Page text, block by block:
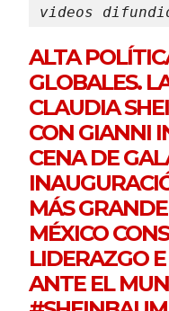
videos
ALTA
GLOBALES.
CLAUDIA
CON GIANNI
CENA DE
MÁS
MÉXICO
LIDERAZGO
ANTE EL